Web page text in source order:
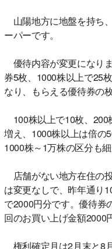
山陽地方に地盤を持ち
ーパーです。
優待内容が変更になり
券5枚、1000株以上で25
なり、もらえる優待券の
100株以上で10枚、200
増え、1000株以上は倍の
1000株～1万株の区分も
店舗がない地方在住の
は変更なしで、昨年通り
で2000円分です。優待券
回のお買い上げ金額2000
権利確定月は2月末と8